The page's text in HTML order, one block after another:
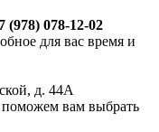
(978) 078-12-02
для вас время и
д. 44А
вам выбрать